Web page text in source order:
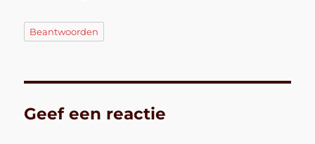
Beantwoorden
Geef een reactie